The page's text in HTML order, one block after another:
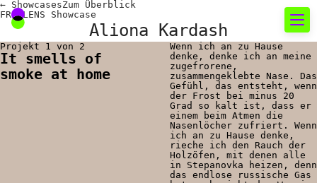
Neues rund um die
← ShowcasesZum Überblick
FREELENS Showcase
Aliona Kardash
Projekt 1 von 2
It smells of
smoke at home
Wenn ich an zu Hause
denke, denke ich an meine
zugefrorene,
zusammengeklebte Nase. Das
Gefühl, das entsteht, wenn
der Frost bei minus 20
Grad so kalt ist, dass er
einem beim Atmen die
Nasenlöcher zufriert. Wenn
ich an zu Hause denke,
rieche ich den Rauch der
Holzöfen, mit denen alle
in Stepanovka heizen, denn
das endlose russische Gas